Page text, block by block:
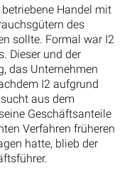
Handel mit
des
sollte. Formal war I2
Dieser und der
das Unternehmen
I2 aufgrund
aus dem
Geschäftsanteile
Verfahren früheren
hatte, blieb der